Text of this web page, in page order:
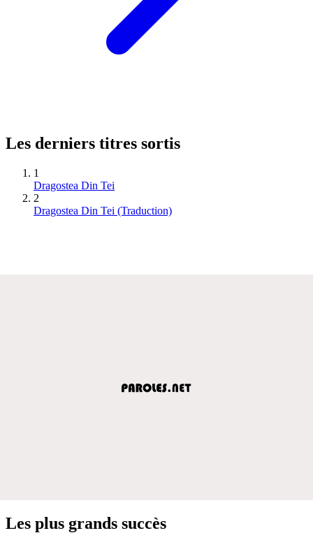
Les derniers titres sortis
1
Dragostea Din Tei
2
Dragostea Din Tei (Traduction)
Les plus grands succès